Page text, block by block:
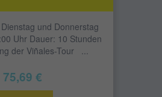
und Donnerstag
Uhr Dauer: 10 Stunden
der Viñales-Tour ...
75,69 €